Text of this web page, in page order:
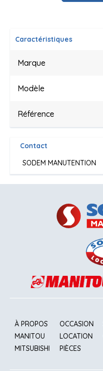
Caractéristiques
Marque
Modèle
Référence
Contact
SODEM MANUTENTION
À PROPOS
MANITOU
MITSUBISHI
OCCASION
LOCATION
PIÈCES